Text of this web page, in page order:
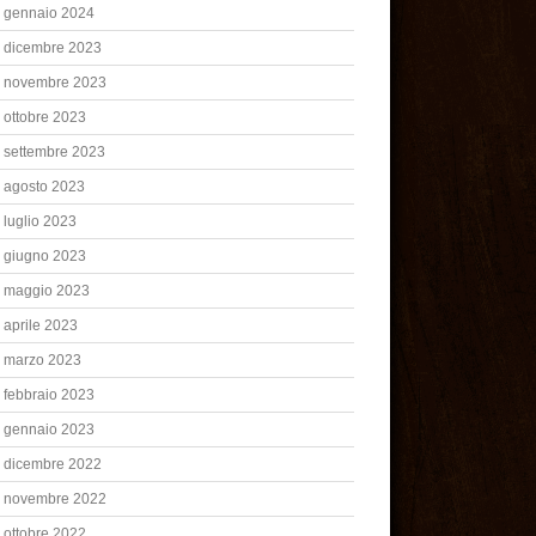
gennaio 2024
dicembre 2023
novembre 2023
ottobre 2023
settembre 2023
agosto 2023
luglio 2023
giugno 2023
maggio 2023
aprile 2023
marzo 2023
febbraio 2023
gennaio 2023
dicembre 2022
novembre 2022